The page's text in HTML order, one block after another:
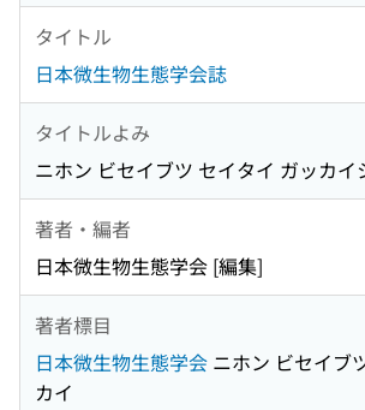
タイトル
日本微生物生態学会誌
タイトルよみ
ニホン ビセイブツ セイタイ ガッカイ
著者・編者
日本微生物生態学会 [編集]
著者標目
日本微生物生態学会 ニホン ビセイブ
カイ